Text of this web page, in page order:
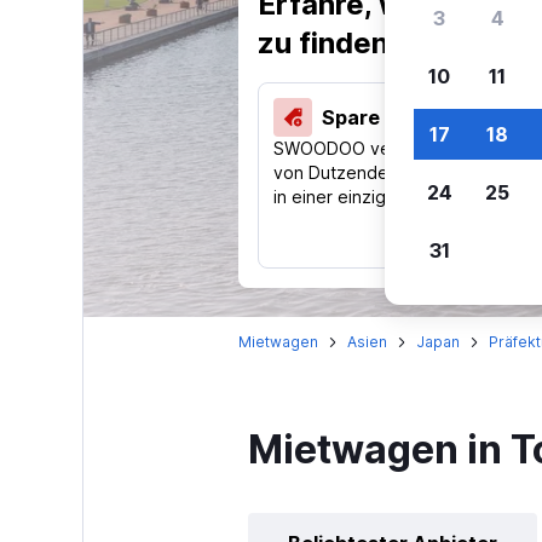
zu finden.
Spare 40 % und mehr
SWOODOO vergleicht Preise
von Dutzenden Reise-Websites
in einer einzigen Suche.
Mietwagen Asien Japan
Mietwagen in
3 4
10 11
17 18
24 25
31